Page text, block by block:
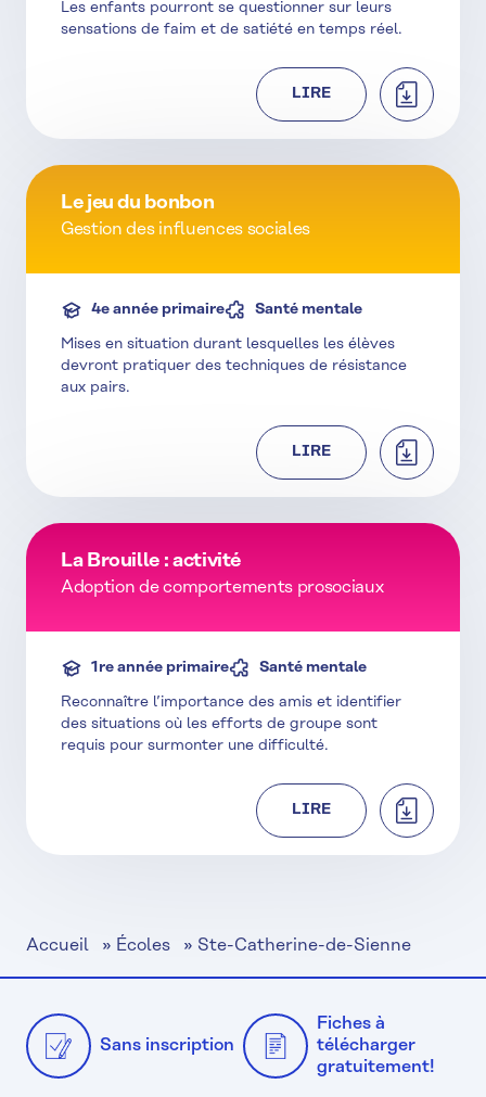
Les enfants pourront se questionner sur leurs
sensations de faim et de satiété en temps réel.
LIRE
Le jeu du bonbon
Gestion des influences sociales
4e année primaire Santé mentale
Mises en situation durant lesquelles les élèves
devront pratiquer des techniques de résistance
aux pairs.
LIRE
La Brouille : activité
Adoption de comportements prosociaux
1re année primaire Santé mentale
Reconnaître l’importance des amis et identifier
des situations où les efforts de groupe sont
requis pour surmonter une difficulté.
LIRE
Accueil » Écoles » Ste-Catherine-de-Sienne
Sans inscription
Fiches à
télécharger
gratuitement!